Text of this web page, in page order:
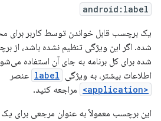
android:label
یک برچسب قابل خواندن توسط کاربر برای
شده. اگر این ویژگی تنظیم نشده باشد، از
شده برای کل برنامه به جای آن استفاده
اطلاعات بیشتر، به ویژگی label عنصر
<application>
مراجعه کنید.
این برچسب معمولاً به عنوان مرجعی برای